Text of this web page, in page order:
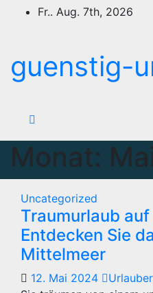
Fr.. Aug. 7th, 2026
guenstig-
Monat:
Uncategorized
Traumurlaub
Entdecken Sie
Mittelmeer
12. Mai 2024
Urlauber